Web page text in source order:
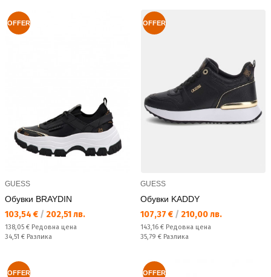
OFFER
GUESS
Обувки BRAYDIN
Текуща цена:
103,54 € / 202,51 лв.
Редовна цена:
138,05 € Редовна цена
Спестявате:
34,51 € Разлика
OFFER
GUESS
Обувки KADDY
Текуща цена:
107,37 € / 210,00 лв.
Редовна цена:
143,16 € Редовна цена
Спестявате:
35,79 € Разлика
OFFER OFFER